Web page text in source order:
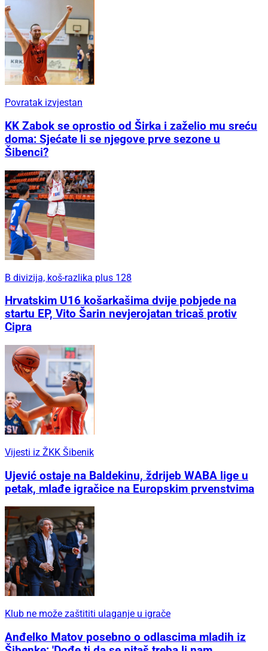
Povratak izvjestan
KK Zabok se oprostio od Širka i zaželio mu sreću
doma: Sjećate li se njegove prve sezone u
Šibenci?
B divizija, koš-razlika plus 128
Hrvatskim U16 košarkašima dvije pobjede na
startu EP, Vito Šarin nevjerojatan tricaš protiv
Cipra
Vijesti iz ŽKK Šibenik
Ujević ostaje na Baldekinu, ždrijeb WABA lige u
petak, mlađe igračice na Europskim prvenstvima
Klub ne može zaštititi ulaganje u igrače
Anđelko Matov posebno o odlascima mladih iz